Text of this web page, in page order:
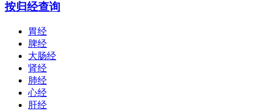
按归经查询
胃经
脾经
大肠经
肾经
肺经
心经
肝经